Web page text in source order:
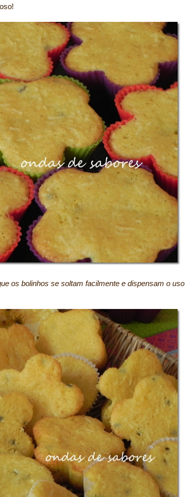
os bolinhos se soltam facilmente e dispensam o uso